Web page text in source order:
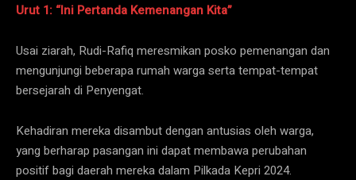
Urut 1: “Ini Pertanda Kemenangan Kita”
Usai ziarah, Rudi-Rafiq meresmikan posko pemenangan dan
mengunjungi beberapa rumah warga serta tempat-tempat
bersejarah di Penyengat.
Kehadiran mereka disambut dengan antusias oleh warga,
yang berharap pasangan ini dapat membawa perubahan
positif bagi daerah mereka dalam Pilkada Kepri 2024.